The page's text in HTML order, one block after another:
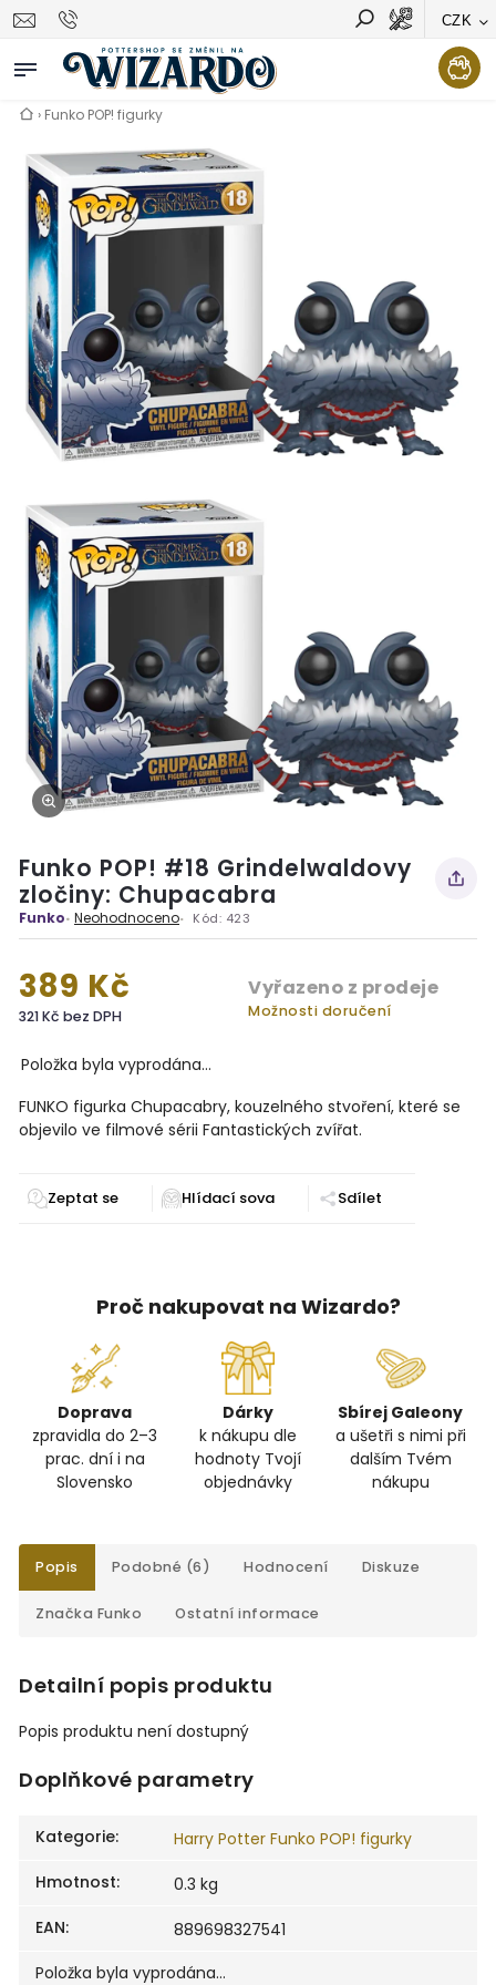
CZK
Vyhledávání Hledat
› Funko POP! figurky
Funko POP! #18 Grindelwaldovy
zločiny: Chupacabra
Funko Neohodnoceno Kód: 423
389 Kč
321 Kč bez DPH
Vyřazeno z prodeje
Možnosti doručení
Položka byla vyprodána…
FUNKO figurka Chupacabry, kouzelného stvoření, které se
objevilo ve filmové sérii Fantastických zvířat.
Zeptat se Sdílet
Proč nakupovat na Wizardo?
Doprava
zpravidla do 2–3
prac. dní i na
Slovensko
Dárky
k nákupu dle
hodnoty Tvojí
objednávky
Sbírej Galeony
a ušetři s nimi při
dalším Tvém
nákupu
Popis Podobné (6) Hodnocení Diskuze
Značka Funko Ostatní informace
Detailní popis produktu
Popis produktu není dostupný
Doplňkové parametry
Kategorie:
Harry Potter Funko POP! figurky
Hmotnost:
0.3 kg
EAN:
889698327541
Položka byla vyprodána…